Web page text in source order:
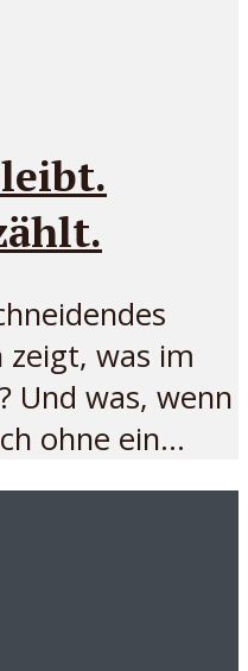
zeigt, was im
Und was, wenn
ohne ein...